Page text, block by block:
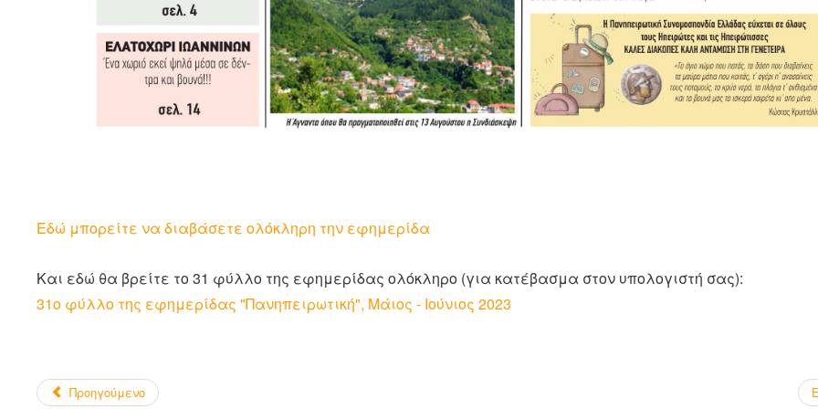
Εδώ μπορείτε να διαβάσετε ολόκληρη την εφημερίδα
Και εδώ θα βρείτε το 31 φύλλο της εφημερίδας ολόκληρο (για κατέβασμα στον υπολογιστή σας):
31ο φύλλο της εφημερίδας "Πανηπειρωτική", Μάιος - Ιούνιος 2023
Προηγούμενο